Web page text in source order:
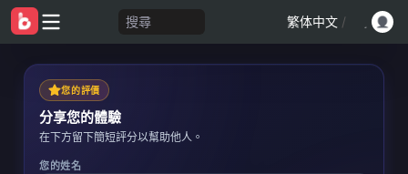
搜尋 繁体中文 /
您的評價
分享您的體驗
在下方留下簡短評分以幫助他人。
您的姓名